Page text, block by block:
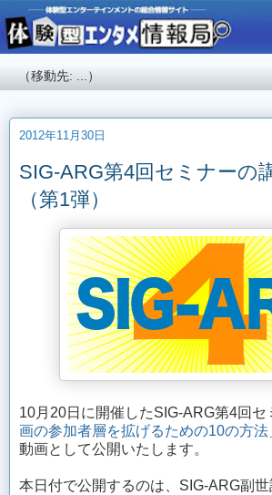
2012年11月30日
SIG-ARG第4回セミナーの
（第1弾）
10月20日に開催したSIG-ARG第4回セ
画の参加者層を拡げるための10の方法
動画として公開いたします。
本日付で公開するのは、SIG-ARG副